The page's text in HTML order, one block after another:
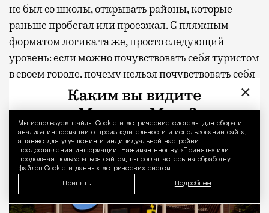
Уведомление
Мы используем файлы Сookie и метрические системы для сбора и
анализа информации о производительности и использовании сайта,
а также для улучшения и индивидуальной настройки
предоставления информации. Нажимая кнопку «Принять» или
продолжая пользоваться сайтом, вы соглашаетесь на обработку
файлов Cookie и данных метрических систем.
Принять Подробнее
не был со школы, открывать районы, которые
раньше пробегал или проезжал. С пляжным
форматом логика та же, просто следующий
уровень: если можно почувствовать себя туристом
в своем городе, почему нельзя почувствовать себя
отдыхающим, не покупая билет?
×